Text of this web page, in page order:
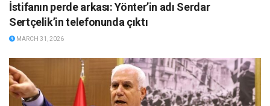
İstifanın perde arkası: Yönter’in adı Serdar
Sertçelik’in telefonunda çıktı
MARCH 31, 2026